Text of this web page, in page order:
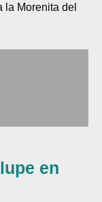
la Morenita del
en